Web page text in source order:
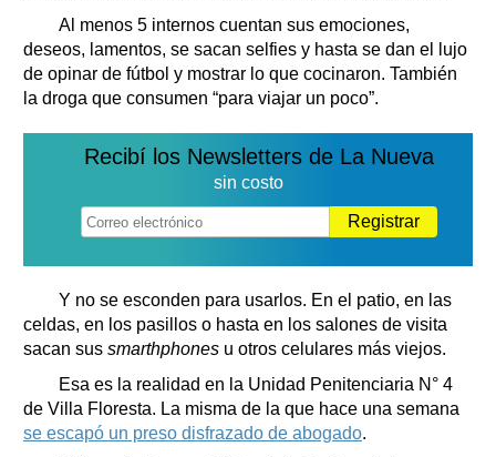
Edictos
Teléfonos de urgencia
Al menos 5 internos cuentan sus emociones,
deseos, lamentos, se sacan selfies y hasta se dan el lujo
de opinar de fútbol y mostrar lo que cocinaron. También
la droga que consumen “para viajar un poco”.
Recibí los Newsletters de La Nueva
sin costo
Registrar
Y no se esconden para usarlos. En el patio, en las
celdas, en los pasillos o hasta en los salones de visita
sacan sus smarthphones u otros celulares más viejos.
Esa es la realidad en la Unidad Penitenciaria N° 4
de Villa Floresta. La misma de la que hace una semana
se escapó un preso disfrazado de abogado.